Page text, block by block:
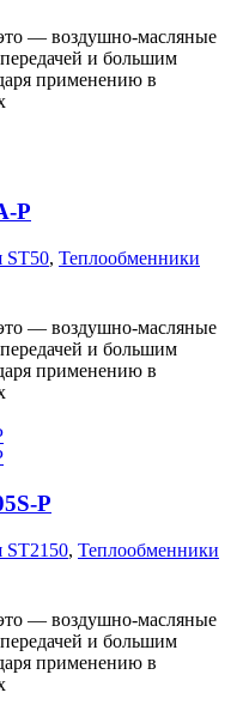
— воздушно-масляные
и большим
применению в
P
ST50, Теплообменники
— воздушно-масляные
и большим
применению в
P
ST2150, Теплообменники
— воздушно-масляные
и большим
применению в